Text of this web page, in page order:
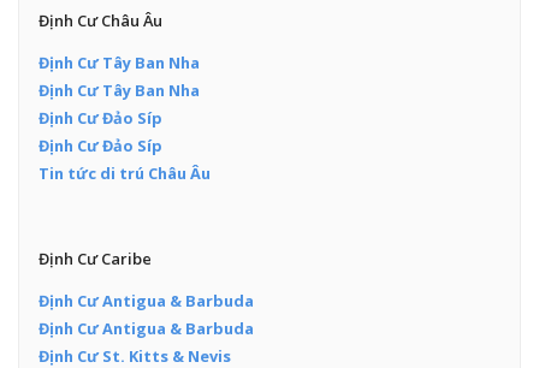
Định Cư Châu Âu
Định Cư Tây Ban Nha
Định Cư Tây Ban Nha
Định Cư Đảo Síp
Định Cư Đảo Síp
Tin tức di trú Châu Âu
Định Cư Caribe
Định Cư Antigua & Barbuda
Định Cư Antigua & Barbuda
Định Cư St. Kitts & Nevis